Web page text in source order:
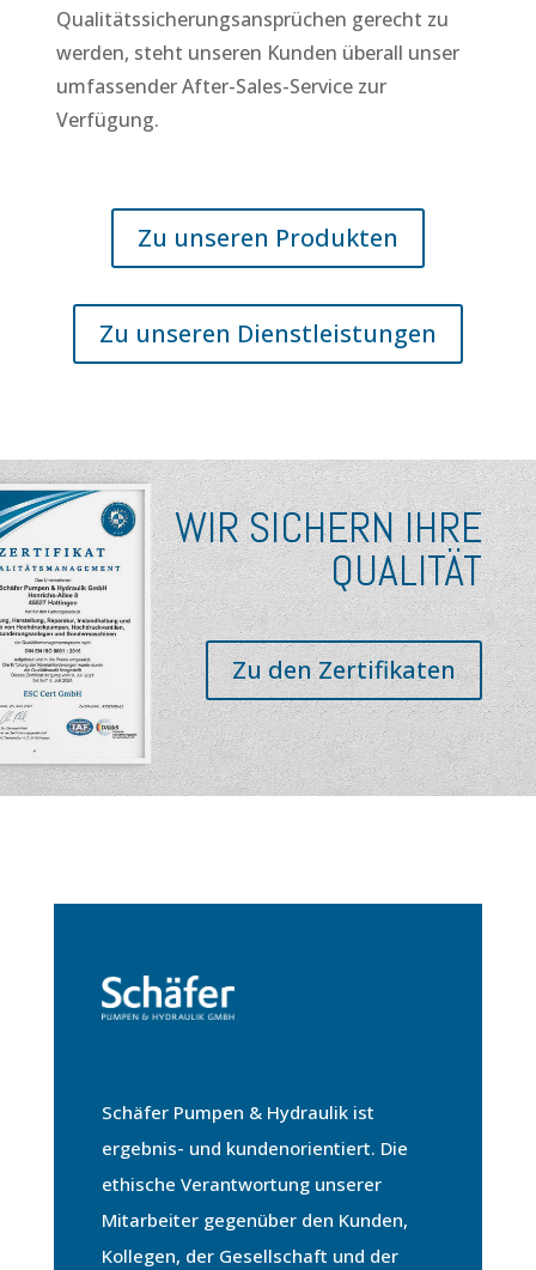
Qualitätssicherungsansprüchen gerecht zu
werden, steht unseren Kunden überall unser
umfassender After-Sales-Service zur
Verfügung.
Zu unseren Produkten
Zu unseren Dienstleistungen
WIR SICHERN IHRE
QUALITÄT
Zu den Zertifikaten
Schäfer Pumpen & Hydraulik ist
ergebnis- und kundenorientiert. Die
ethische Verantwortung unserer
Mitarbeiter gegenüber den Kunden,
Kollegen, der Gesellschaft und der